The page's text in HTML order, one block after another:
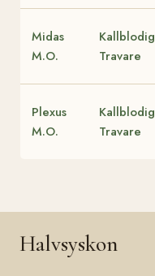
Midas
M.O.
Kallblodig
Travare
Plexus
M.O.
Kallblodig
Travare
Halvsyskon